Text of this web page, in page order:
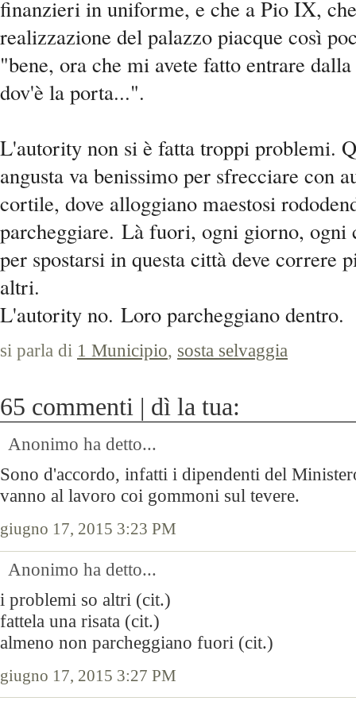
finanzieri in uniforme, e che a Pio IX,
realizzazione del palazzo piacque così
"bene, ora che mi avete fatto entrare
dov'è la porta...".
L'autority non si è fatta troppi problemi.
angusta va benissimo per sfrecciare con
cortile, dove alloggiano maestosi
parcheggiare. Là fuori, ogni giorno, ogni
per spostarsi in questa città deve correre
altri.
L'autority no. Loro parcheggiano dentro.
si parla di 1 Municipio, sosta selvaggia
65 commenti | dì la tua:
Anonimo ha detto...
Sono d'accordo, infatti i dipendenti del
vanno al lavoro coi gommoni sul tevere.
giugno 17, 2015 3:23 PM
Anonimo ha detto...
i problemi so altri (cit.)
fattela una risata (cit.)
almeno non parcheggiano fuori (cit.)
giugno 17, 2015 3:27 PM